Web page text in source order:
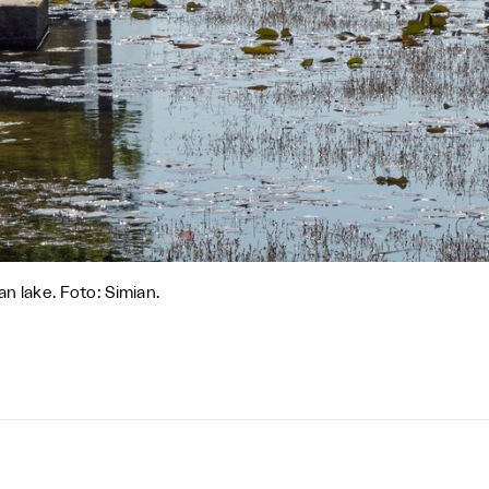
lake. Foto: Simian.